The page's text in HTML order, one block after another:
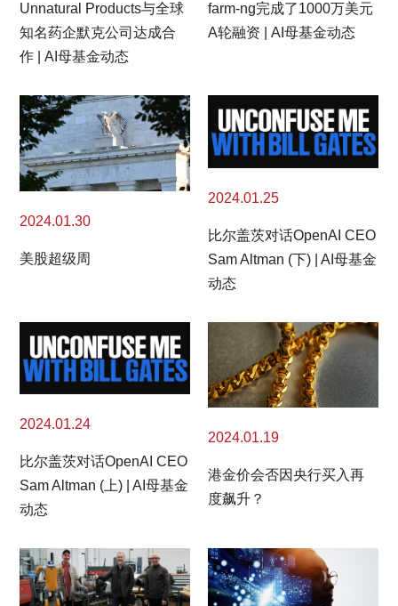
Unnatural Products与全球
知名药企默克公司达成合
作 | AI母基金动态
farm-ng完成了1000万美元
A轮融资 | AI母基金动态
2024.01.30
美股超级周
2024.01.25
比尔盖茨对话OpenAI CEO
Sam Altman (下) | AI母基金
动态
2024.01.24
比尔盖茨对话OpenAI CEO
Sam Altman (上) | AI母基金
动态
2024.01.19
港金价会否因央行买入再
度飙升？